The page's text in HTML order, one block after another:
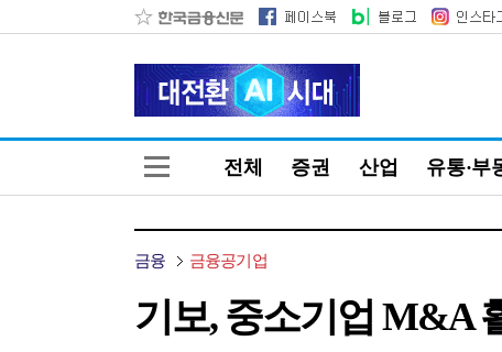
전체 증권 산업 유통·부
금융 금융공기업
기보, 중소기업 M&A